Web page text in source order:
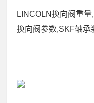
LINCOLN换向阀重
换向阀参数,SKF轴承